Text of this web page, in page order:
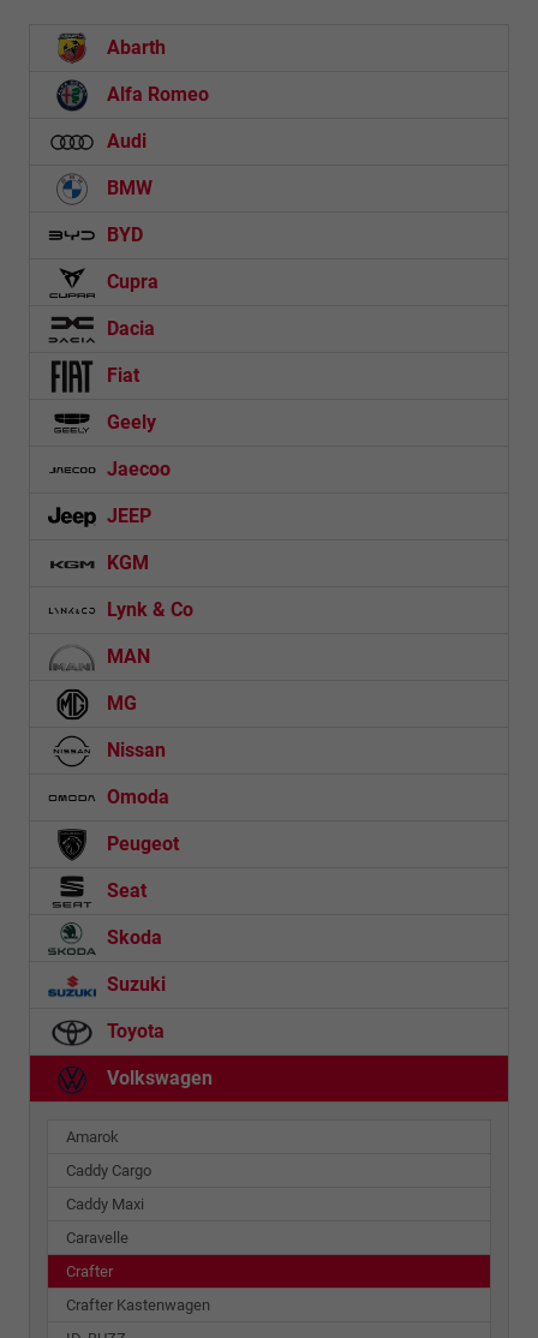
Abarth
Alfa Romeo
Audi
BMW
BYD
Cupra
Dacia
Fiat
Geely
Jaecoo
JEEP
KGM
Lynk & Co
MAN
MG
Nissan
Omoda
Peugeot
Seat
Skoda
Suzuki
Toyota
Volkswagen
Amarok
Caddy Cargo
Caddy Maxi
Caravelle
Crafter
Crafter Kastenwagen